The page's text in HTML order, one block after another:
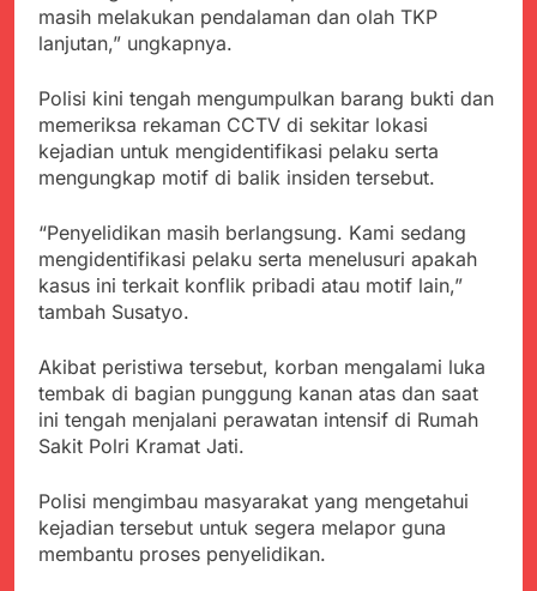
2023 Kab.Sukabumi
Sebesar Rp 31 Miliar
Juta, BGN Benahi Basis
Penerima Program
Makan Bergizi Gratis
Agustus 6, 2026
Zulhas Pastikan SPPG
di Wilayah 3T Tuntas
Pekan Ini, Integrasi
Rampung
Bobby Maulana Pastikan
Kawasan Kuliner Ahmad
Yani Tetap Bersih,
Pemkot Sukabumi
Pengelolaan Sampah
Agustus 6, 2026
Ribuan Warga Padati
PDIP Tegaskan ASI
adalah Investasi
Peradaban dan Upaya
Wujud Kepedulian Polri,
Kapolresta Sumenep
Koordinasikan dan
Mutiara Sentosa 2 ke
Posko Pusat Tg. Perak
Surabaya
Agustus 5, 2026
Lakukan Pungutan
melalui Komite Sekolah,
Disorot karena Dinilai
Agustus 4, 2026
Ketua Umum FSP
Maritim Indonesia
masih melakukan pendalaman dan olah TKP
lanjutan,” ungkapnya.
Polisi kini tengah mengumpulkan barang bukti dan
memeriksa rekaman CCTV di sekitar lokasi
kejadian untuk mengidentifikasi pelaku serta
mengungkap motif di balik insiden tersebut.
“Penyelidikan masih berlangsung. Kami sedang
mengidentifikasi pelaku serta menelusuri apakah
kasus ini terkait konflik pribadi atau motif lain,”
tambah Susatyo.
Akibat peristiwa tersebut, korban mengalami luka
tembak di bagian punggung kanan atas dan saat
ini tengah menjalani perawatan intensif di Rumah
Sakit Polri Kramat Jati.
Polisi mengimbau masyarakat yang mengetahui
kejadian tersebut untuk segera melapor guna
membantu proses penyelidikan.